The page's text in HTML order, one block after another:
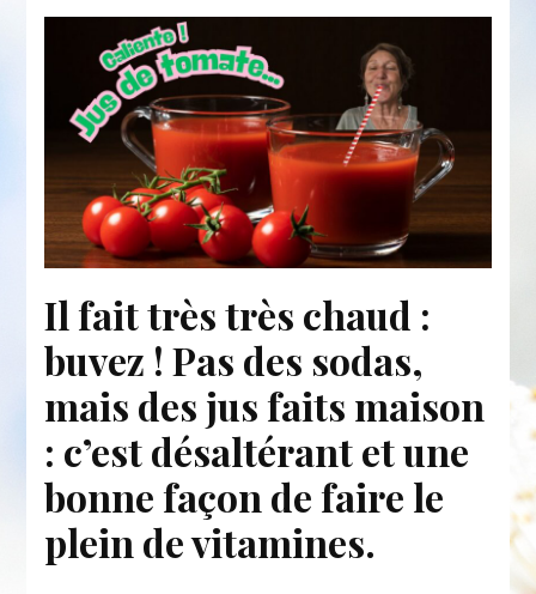
Il fait très très chaud :
buvez ! Pas des sodas,
mais des jus faits maison
: c’est désaltérant et une
bonne façon de faire le
plein de vitamines.